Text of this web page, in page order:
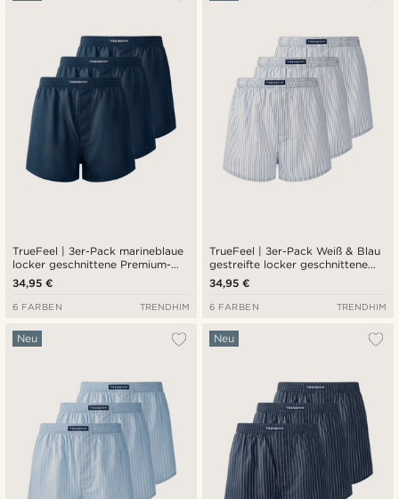
Niedrigster Preis
Höchster Preis
TrueFeel | 3er-Pack marineblaue
locker geschnittene Premium-
Boxershorts aus Baumwolle
34,95 €
6 FARBEN TRENDHIM
TrueFeel | 3er-Pack Weiß & Blau
gestreifte locker geschnittene
Premium-Boxershorts aus
Baumwolle
34,95 €
6 FARBEN TRENDHIM
Neu Neu